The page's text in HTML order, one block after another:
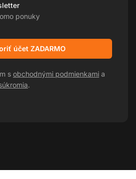
ponuky
účet ZADARMO
s obchodnými podmienkami a
.